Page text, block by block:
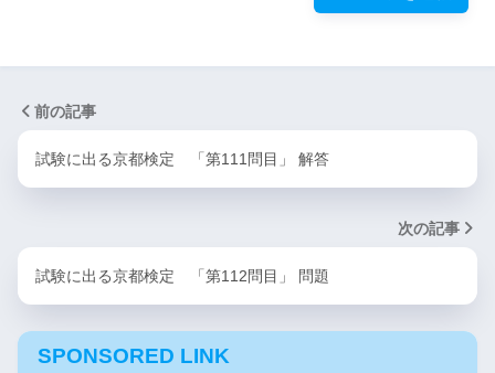
前の記事
試験に出る京都検定 「第111問目」 解答
次の記事
試験に出る京都検定 「第112問目」 問題
SPONSORED LINK